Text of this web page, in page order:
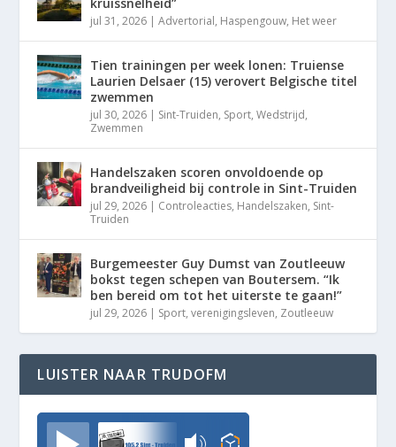
jul 31, 2026 |Advertorial, Haspengouw, Het weer
Tien trainingen per week lonen: Truiense
Laurien Delsaer (15) verovert Belgische titel
zwemmen
jul 30, 2026 | Sint-Truiden, Sport,Wedstrijd,
Zwemmen
Handelszaken scoren onvoldoende op
brandveiligheid bij controle in Sint-Truiden
jul 29, 2026 | Controleacties, Handelszaken, Sint-
Truiden
Burgemeester Guy Dumst van Zoutleeuw
bokst tegen schepen van Boutersem. “Ik
ben bereid om tot het uiterste te gaan!”
jul 29, 2026 | Sport,verenigingsleven, Zoutleeuw
LUISTER NAAR TRUDOFM
TrudoFM